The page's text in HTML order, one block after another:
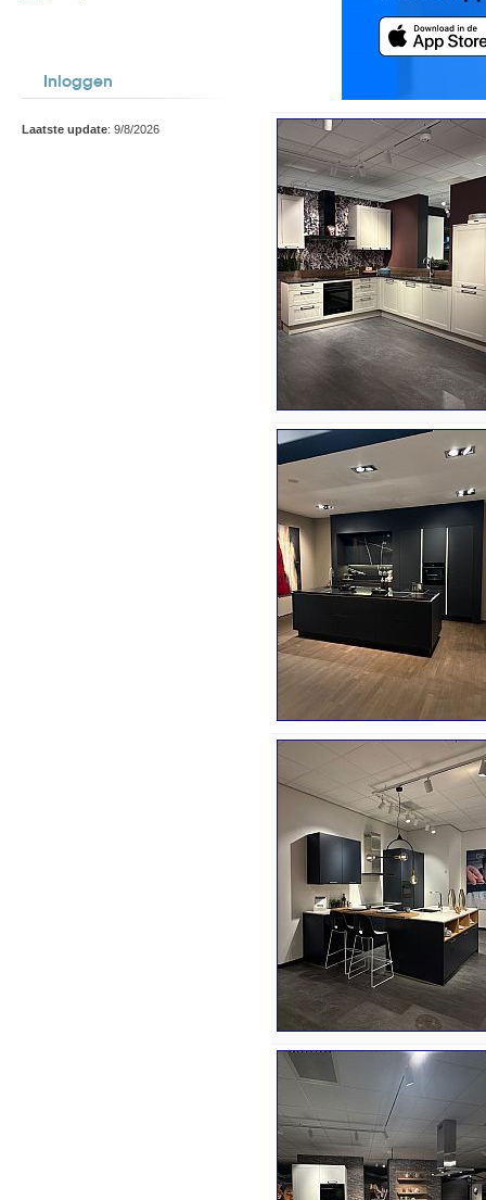
Inloggen
Laatste update: 9/8/2026